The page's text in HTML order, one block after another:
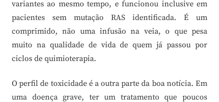
variantes ao mesmo tempo, e funcionou inclusive em
pacientes sem mutação RAS identificada. É um
comprimido, não uma infusão na veia, o que pesa
muito na qualidade de vida de quem já passou por
ciclos de quimioterapia.
O perfil de toxicidade é a outra parte da boa notícia. Em
uma doença grave, ter um tratamento que poucos